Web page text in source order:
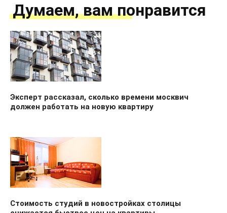
Думаем, вам понравится
Эксперт рассказал, сколько времени москвич
должен работать на новую квартиру
Стоимость студий в новостройках столицы